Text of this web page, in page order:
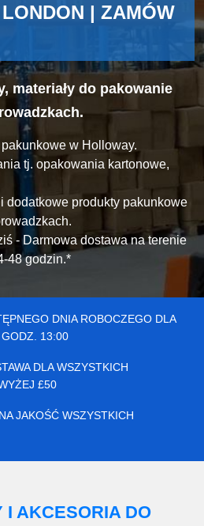
| ZAMÓW
materiały do pakowanie
w Holloway.
tj. opakowania kartonowe,
dodatkowe produkty pakunkowe
- Darmowa dostawa na terenie
48 godzin.*
DNIA ROBOCZEGO DLA
13:00
DLA WSZYSTKICH
£50
JAKOŚĆ WSZYSTKICH
I AKCESORIA DO